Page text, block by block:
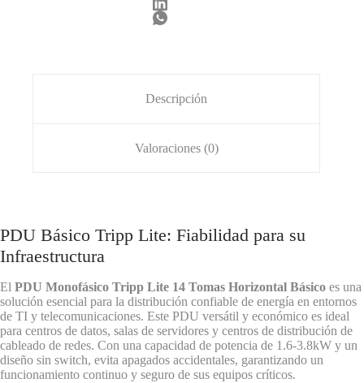
Descripción
Valoraciones (0)
PDU Básico Tripp Lite: Fiabilidad para su
Infraestructura
El PDU Monofásico Tripp Lite 14 Tomas Horizontal Básico es una
solución esencial para la distribución confiable de energía en entornos
de TI y telecomunicaciones. Este PDU versátil y económico es ideal
para centros de datos, salas de servidores y centros de distribución de
cableado de redes. Con una capacidad de potencia de 1.6-3.8kW y un
diseño sin switch, evita apagados accidentales, garantizando un
funcionamiento continuo y seguro de sus equipos críticos.